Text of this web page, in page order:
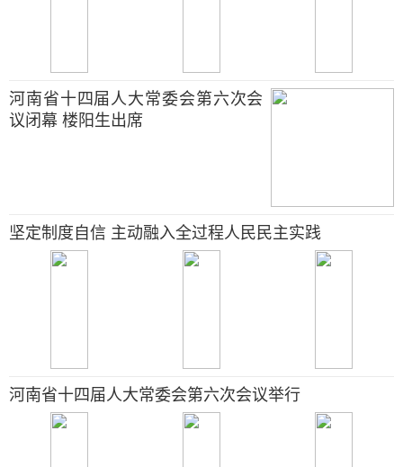
河南省十四届人大常委会第六次会
议闭幕 楼阳生出席
坚定制度自信 主动融入全过程人民民主实践
河南省十四届人大常委会第六次会议举行